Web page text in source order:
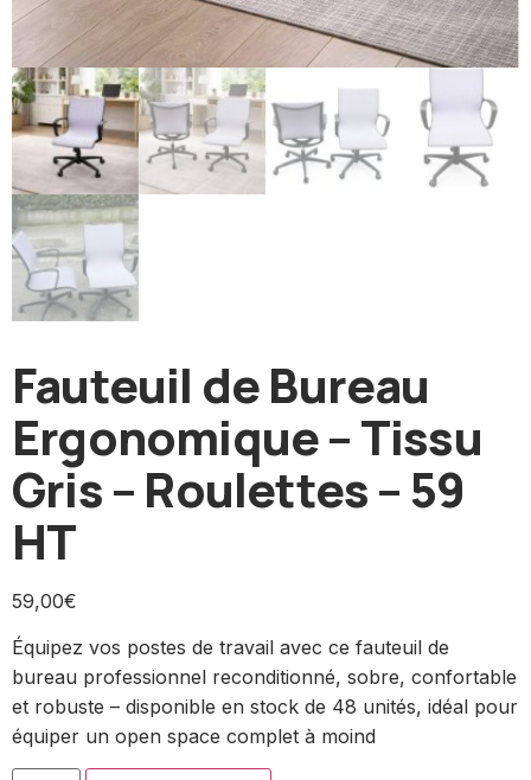
Fauteuil de Bureau
Ergonomique – Tissu
Gris – Roulettes – 59
HT
59,00€
Équipez vos postes de travail avec ce fauteuil de
bureau professionnel reconditionné, sobre, confortable
et robuste – disponible en stock de 48 unités, idéal pour
équiper un open space complet à moind